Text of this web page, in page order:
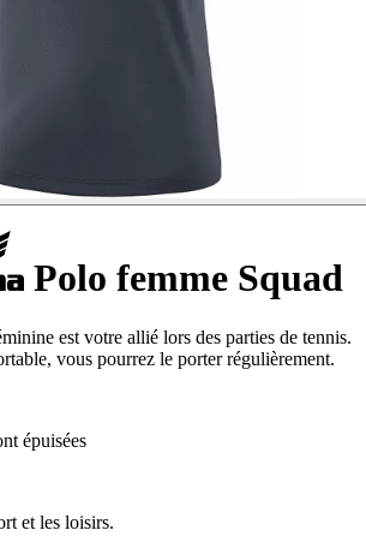
Polo femme Squad
est votre allié lors des parties de tennis.
vous pourrez le porter régulièrement.
épuisées
et les loisirs.